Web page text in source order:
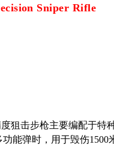
Sniper Rifle
狙击步枪主要编配于
能弹时，用于毁伤1500